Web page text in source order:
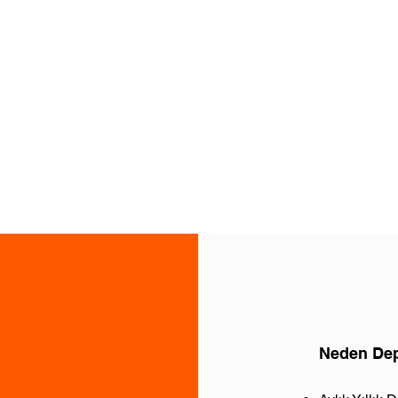
Neden